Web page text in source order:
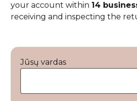
your account within 14
receiving and inspecting the
Jūsų vardas